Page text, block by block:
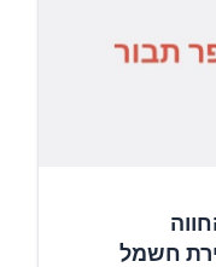
חשמל